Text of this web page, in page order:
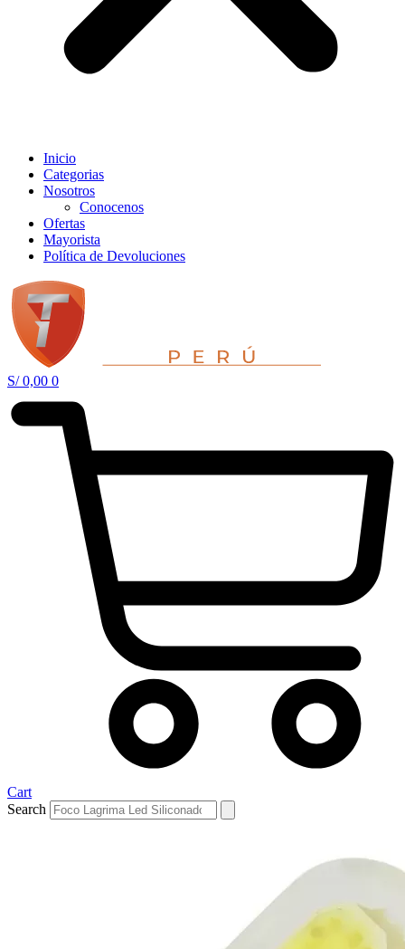
Inicio
Categorias
Nosotros
Conocenos
Ofertas
Mayorista
Política de Devoluciones
S/0,00 0
Cart
Search